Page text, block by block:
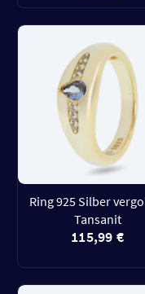
Ring 925 Silber
Tansanit
115,99 €